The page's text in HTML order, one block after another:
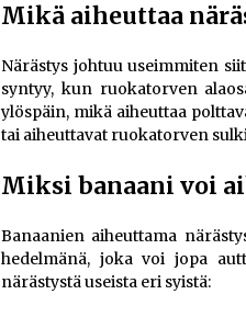
Mikä aiheuttaa
Närästys johtuu useimmiten
syntyy, kun ruokatorven
ylöspäin, mikä aiheuttaa
tai aiheuttavat ruokatorven
Miksi banaani voi
Banaanien aiheuttama
hedelmänä, joka voi jopa
närästystä useista eri syistä: